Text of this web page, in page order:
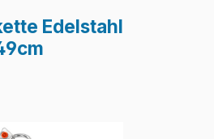
Edelstahl